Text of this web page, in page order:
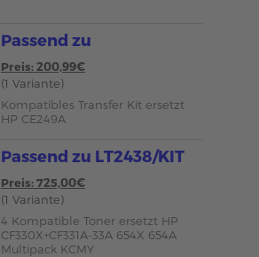
Passend zu
Preis: 200,99€
(1 Variante)
Kompatibles Transfer Kit ersetzt
HP CE249A
Passend zu LT2438/KIT
Preis: 725,00€
(1 Variante)
4 Kompatible Toner ersetzt HP
CF330X+CF331A-33A 654X 654A
Multipack KCMY